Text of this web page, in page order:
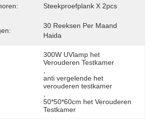
Steekproefplank X 2pcs
30 Reeksen Per Maand
Haida
300W UVlamp het
Verouderen Testkamer
anti vergelende het
verouderen testkamer
50*50*60cm het Verouderen
Testkamer